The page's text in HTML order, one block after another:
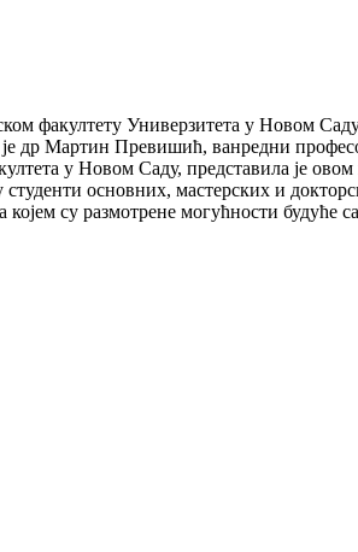
факултету Универзитета у Новом Саду
је др Мартин Превишић, ванредни
у Новом Саду, представила је
основних, мастерских и
су размотрене могућности будуће